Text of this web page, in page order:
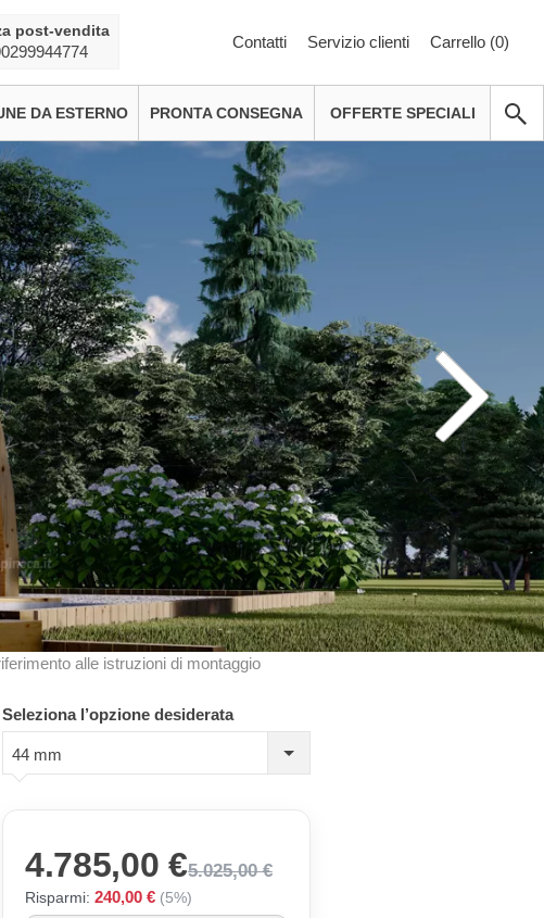
post-vendita
Contatti Servizio clienti Carrello (0)
DA ESTERNO PRONTA CONSEGNA OFFERTE SPECIALI
alle istruzioni di montaggio
Seleziona l’opzione desiderata
44 mm
4.785,00 €5.025,00 €
Risparmi: 240,00 € (5%)